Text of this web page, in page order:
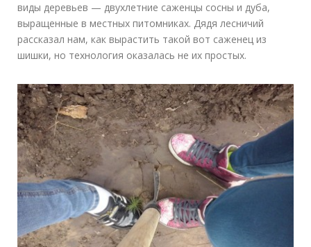
виды деревьев — двухлетние саженцы сосны и дуба,
выращенные в местных питомниках. Дядя лесничий
рассказал нам, как вырастить такой вот саженец из
шишки, но технология оказалась не их простых.